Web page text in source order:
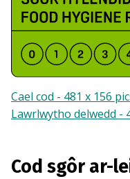
Cael cod - 481 x 156
Lawrlwytho delwedd -
Cod sgôr ar-